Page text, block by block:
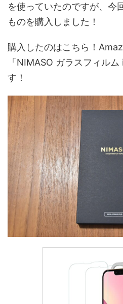
を使っていたのですが、今
ものを購入しました！
購入したのはこちら！
「NIMASO ガラスフィル
す！